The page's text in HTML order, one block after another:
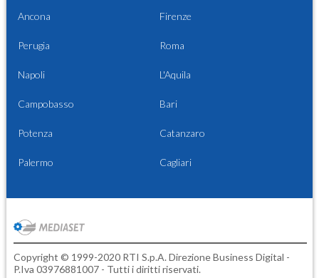
Ancona Firenze
Perugia Roma
Napoli L'Aquila
Campobasso Bari
Potenza Catanzaro
Palermo Cagliari
Copyright © 1999-2020 RTI S.p.A. Direzione Business Digital -
P.Iva 03976881007 - Tutti i diritti riservati.